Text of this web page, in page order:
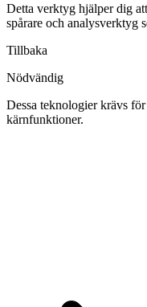
Detta verktyg hjälper dig
spårare och analysverktyg
Tillbaka
Nödvändig
Dessa teknologier krävs
kärnfunktioner.